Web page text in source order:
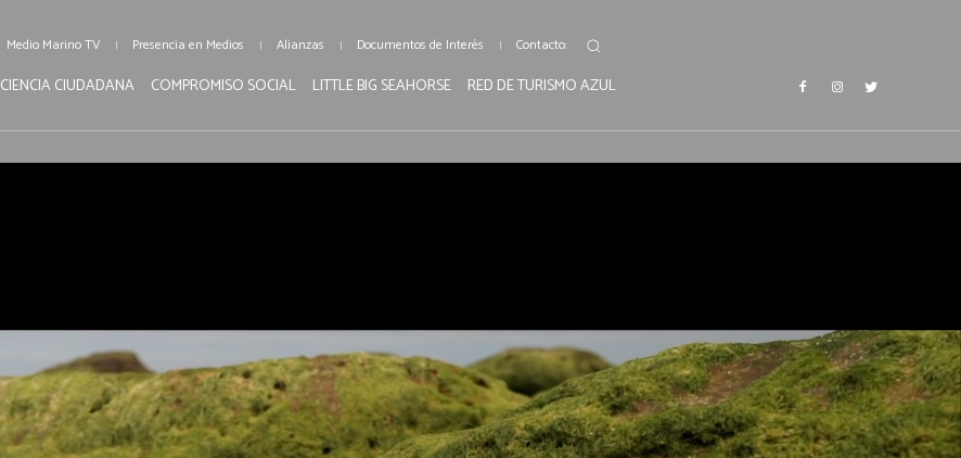
Medio Marino TV Presencia en Medios Alianzas Documentos de Interés Contacto:
CIENCIA CIUDADANA COMPROMISO SOCIAL LITTLE BIG SEAHORSE RED DE TURISMO AZUL